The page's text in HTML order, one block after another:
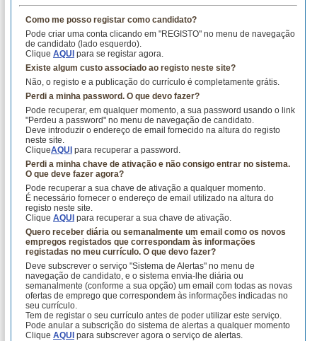
Como me posso registar como candidato?
Pode criar uma conta clicando em "REGISTO" no menu de navegação
de candidato (lado esquerdo).
Clique AQUI para se registar agora.
Existe algum custo associado ao registo neste site?
Não, o registo e a publicação do currículo é completamente grátis.
Perdi a minha password. O que devo fazer?
Pode recuperar, em qualquer momento, a sua password usando o link
"Perdeu a password" no menu de navegação de candidato.
Deve introduzir o endereço de email fornecido na altura do registo
neste site.
CliqueAQUI para recuperar a password.
Perdi a minha chave de ativação e não consigo entrar no sistema.
O que deve fazer agora?
Pode recuperar a sua chave de ativação a qualquer momento.
É necessário fornecer o endereço de email utilizado na altura do
registo neste site.
Clique AQUI para recuperar a sua chave de ativação.
Quero receber diária ou semanalmente um email como os novos
empregos registados que correspondam às informações
registadas no meu currículo. O que devo fazer?
Deve subscrever o serviço "Sistema de Alertas" no menu de
navegação de candidato, e o sistema envia-lhe diária ou
semanalmente (conforme a sua opção) um email com todas as novas
ofertas de emprego que correspondem às informações indicadas no
seu currículo.
Tem de registar o seu currículo antes de poder utilizar este serviço.
Pode anular a subscrição do sistema de alertas a qualquer momento
Clique AQUI para subscrever agora o serviço de alertas.